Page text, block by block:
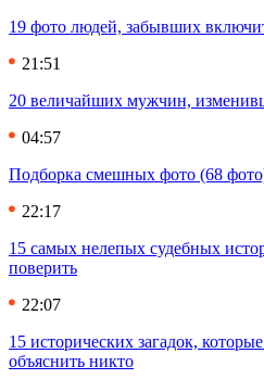
19 фото людей, забывших
21:51
20 величайших мужчин,
04:57
Подборка смешных фото (68
22:17
15 самых нелепых судебных
поверить
22:07
15 исторических загадок,
объяснить никто